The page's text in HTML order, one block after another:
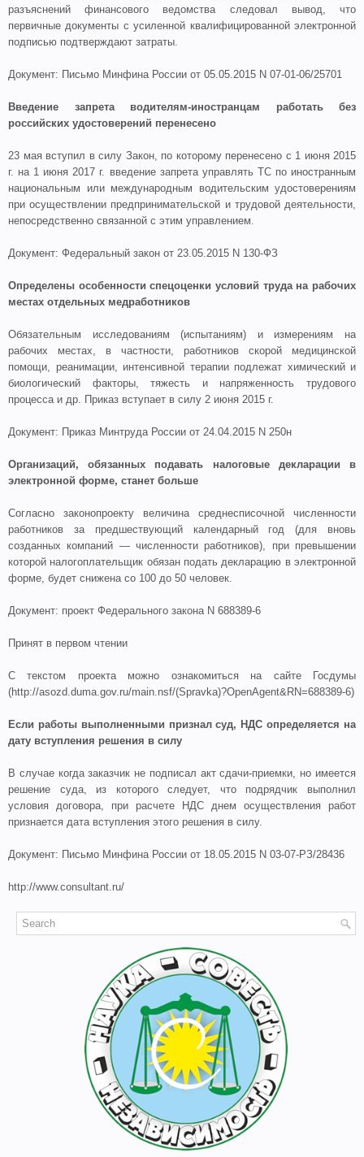
разъяснений финансового ведомства следовал вывод, что
первичные документы с усиленной квалифицированной электронной
подписью подтверждают затраты.
Документ: Письмо Минфина России от 05.05.2015 N 07-01-06/25701
Введение запрета водителям-иностранцам работать без
российских удостоверений перенесено
23 мая вступил в силу Закон, по которому перенесено с 1 июня 2015
г. на 1 июня 2017 г. введение запрета управлять ТС по иностранным
национальным или международным водительским удостоверениям
при осуществлении предпринимательской и трудовой деятельности,
непосредственно связанной с этим управлением.
Документ: Федеральный закон от 23.05.2015 N 130-ФЗ
Определены особенности спецоценки условий труда на рабочих
местах отдельных медработников
Обязательным исследованиям (испытаниям) и измерениям на
рабочих местах, в частности, работников скорой медицинской
помощи, реанимации, интенсивной терапии подлежат химический и
биологический факторы, тяжесть и напряженность трудового
процесса и др. Приказ вступает в силу 2 июня 2015 г.
Документ: Приказ Минтруда России от 24.04.2015 N 250н
Организаций, обязанных подавать налоговые декларации в
электронной форме, станет больше
Согласно законопроекту величина среднесписочной численности
работников за предшествующий календарный год (для вновь
созданных компаний — численности работников), при превышении
которой налогоплательщик обязан подать декларацию в электронной
форме, будет снижена со 100 до 50 человек.
Документ: проект Федерального закона N 688389-6
Принят в первом чтении
С текстом проекта можно ознакомиться на сайте Госдумы
(http://asozd.duma.gov.ru/main.nsf/(Spravka)?OpenAgent&RN=688389-6)
Если работы выполненными признал суд, НДС определяется на
дату вступления решения в силу
В случае когда заказчик не подписал акт сдачи-приемки, но имеется
решение суда, из которого следует, что подрядчик выполнил
условия договора, при расчете НДС днем осуществления работ
признается дата вступления этого решения в силу.
Документ: Письмо Минфина России от 18.05.2015 N 03-07-РЗ/28436
http://www.consultant.ru/